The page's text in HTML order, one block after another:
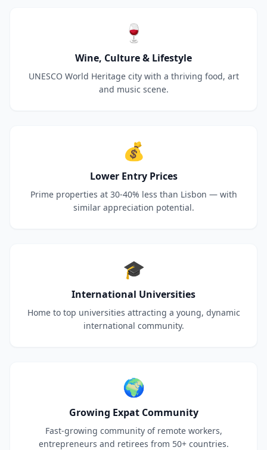
🍷
Wine, Culture & Lifestyle
UNESCO World Heritage city with a thriving food, art
and music scene.
💰
Lower Entry Prices
Prime properties at 30-40% less than Lisbon — with
similar appreciation potential.
🎓
International Universities
Home to top universities attracting a young, dynamic
international community.
🌍
Growing Expat Community
Fast-growing community of remote workers,
entrepreneurs and retirees from 50+ countries.